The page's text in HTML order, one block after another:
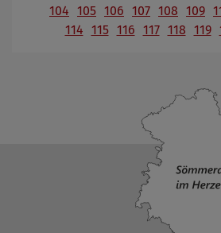
104 105 106 107 108 109
114 115 116 117 118 119